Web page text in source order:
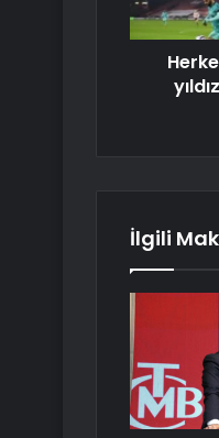
İlgili